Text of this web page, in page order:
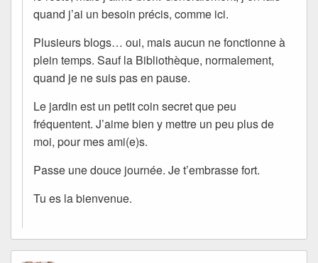
quand j’ai un besoin précis, comme ici.
Plusieurs blogs… oui, mais aucun ne fonctionne à
plein temps. Sauf la Bibliothèque, normalement,
quand je ne suis pas en pause.
Le jardin est un petit coin secret que peu
fréquentent. J’aime bien y mettre un peu plus de
moi, pour mes ami(e)s.
Passe une douce journée. Je t’embrasse fort.
Tu es la bienvenue.